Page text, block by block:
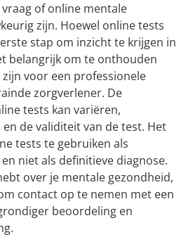
of online mentale
zijn. Hoewel online tests
stap om inzicht te krijgen in
belangrijk om te onthouden
voor een professionele
zorgverlener. De
tests kan variëren,
de validiteit van de test. Het
tests te gebruiken als
niet als definitieve diagnose.
over je mentale gezondheid,
contact op te nemen met een
beoordeling en